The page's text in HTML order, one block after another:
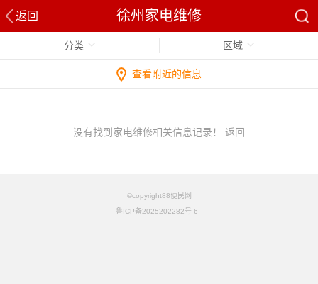
返回 徐州家电维修
分类 区域
查看附近的信息
没有找到家电维修相关信息记录！ 返回
©copyright88便民网
鲁ICP备2025202282号-6